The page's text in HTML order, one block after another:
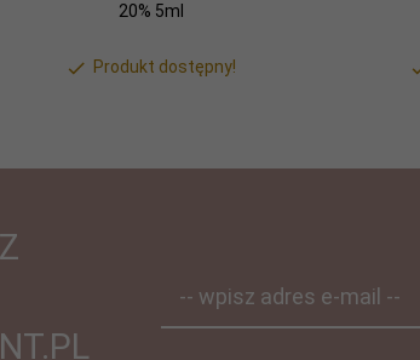
20% 5ml
Produkt dostępny!
-- wpisz adres e-mail --